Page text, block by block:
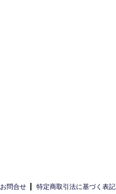
お問合せ 特定商取引法に基づく表記